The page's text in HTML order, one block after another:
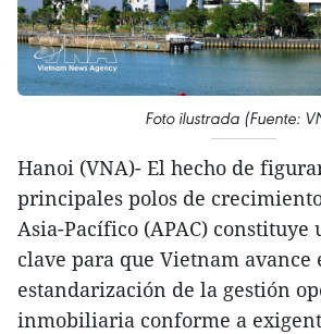
Foto ilustrada (Fuente:
Hanoi (VNA)- El hecho de
principales polos de
Asia-Pacífico (APAC) constituye
clave para que Vietnam avance
estandarización de la gestión
inmobiliaria conforme a